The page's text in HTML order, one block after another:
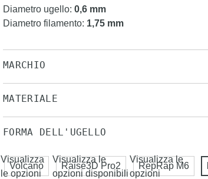
Diametro ugello: 0,6 mm
Diametro filamento: 1,75 mm
MARCHIO
MATERIALE
FORMA DELL'UGELLO
Volcano
Visualizza
le opzioni
Raise3D Pro2
Visualizza le
opzioni disponibili
RepRap M6
Visualizza le
opzioni